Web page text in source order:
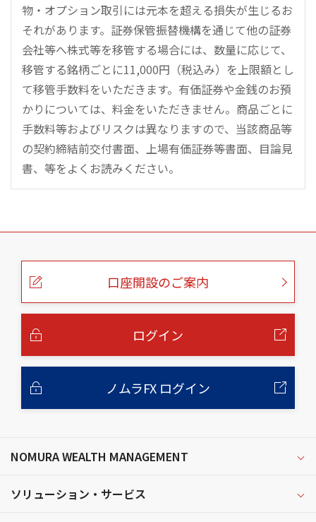
物・オプション取引には元本を超える損失が生じるお
それがあります。証券保管振替機構を通じて他の証券
会社等へ株式等を移管する場合には、数量に応じて、
移管する銘柄ごとに11,000円（税込み）を上限額とし
て移管手数料をいただきます。有価証券や金銭のお預
かりについては、料金をいただきません。商品ごとに
手数料等およびリスクは異なりますので、当該商品等
の契約締結前交付書面、上場有価証券等書面、目論見
書、等をよくお読みください。
こ
口座開設のご案内
ログイン
ノムラFX ログイン
NOMURA WEALTH MANAGEMENT
ソリューション・サービス